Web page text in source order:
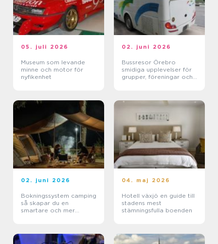
05. juli 2026
Museum som levande
minne och motor för
nyfikenhet
02. juni 2026
Bussresor Örebro
smidiga upplevelser för
grupper, föreningar och
02. juni 2026
Bokningssystem camping
så skapar du en
smartare och mer
04. maj 2026
Hotell växjö en guide till
stadens mest
stämningsfulla boenden